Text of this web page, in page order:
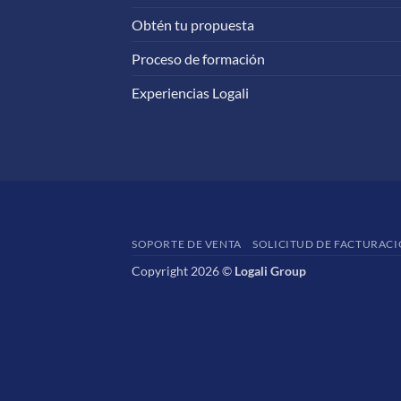
Obtén tu propuesta
Proceso de formación
Experiencias Logali
SOPORTE DE VENTA SOLICITUD DE
Copyright 2026 © Logali Group